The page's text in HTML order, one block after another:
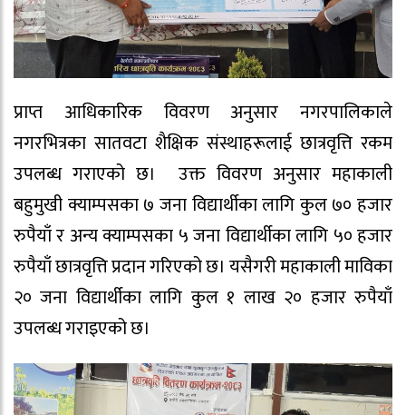
प्राप्त आधिकारिक विवरण अनुसार नगरपालिकाले
नगरभित्रका सातवटा शैक्षिक संस्थाहरूलाई छात्रवृत्ति रकम
उपलब्ध गराएको छ। उक्त विवरण अनुसार महाकाली
बहुमुखी क्याम्पसका ७ जना विद्यार्थीका लागि कुल ७० हजार
रुपैयाँ र अन्य क्याम्पसका ५ जना विद्यार्थीका लागि ५० हजार
रुपैयाँ छात्रवृत्ति प्रदान गरिएको छ। यसैगरी महाकाली माविका
२० जना विद्यार्थीका लागि कुल १ लाख २० हजार रुपैयाँ
उपलब्ध गराइएको छ।